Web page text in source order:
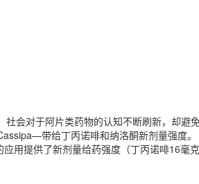
会对于阿片类药物的认知不断刷新，却
带给丁丙诺啡和纳洛酮新剂量强度
用提供了新剂量给药强度（丁丙诺啡16